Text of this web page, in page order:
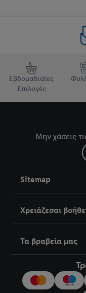
Εβδομαδιαίες
Επιλογές
Μην χάσεις
Sitemap
Χρειάζεσαι
Τα βραβεία μας